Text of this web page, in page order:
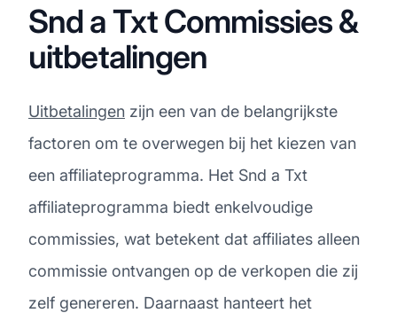
Snd a Txt Commissies &
uitbetalingen
Uitbetalingen zijn een van de belangrijkste
factoren om te overwegen bij het kiezen van
een affiliateprogramma. Het Snd a Txt
affiliateprogramma biedt enkelvoudige
commissies, wat betekent dat affiliates alleen
commissie ontvangen op de verkopen die zij
zelf genereren. Daarnaast hanteert het